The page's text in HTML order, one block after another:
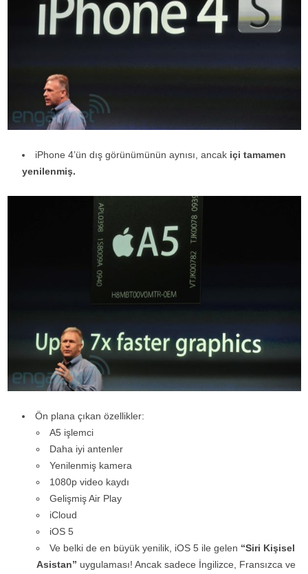
iPhone 4’ün dış görünümünün aynısı, ancak içi tamamen
yenilenmiş.
Ön plana çıkan özellikler:
A5 işlemci
Daha iyi antenler
Yenilenmiş kamera
1080p video kaydı
Gelişmiş Air Play
iCloud
iOS 5
Ve belki de en büyük yenilik, iOS 5 ile gelen “Siri Kişisel
Asistan” uygulaması! Ancak sadece İngilizce, Fransızca ve